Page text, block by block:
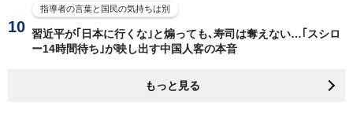
指導者の言葉と国民の気持ちは別
習近平が｢日本に行くな｣と煽っても､寿司は奪えない…｢スシロ
ー14時間待ち｣が映し出す中国人客の本音
もっと見る